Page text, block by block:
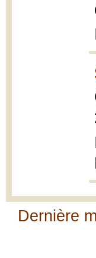
Dernière